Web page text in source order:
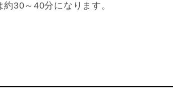
30～40分になります。